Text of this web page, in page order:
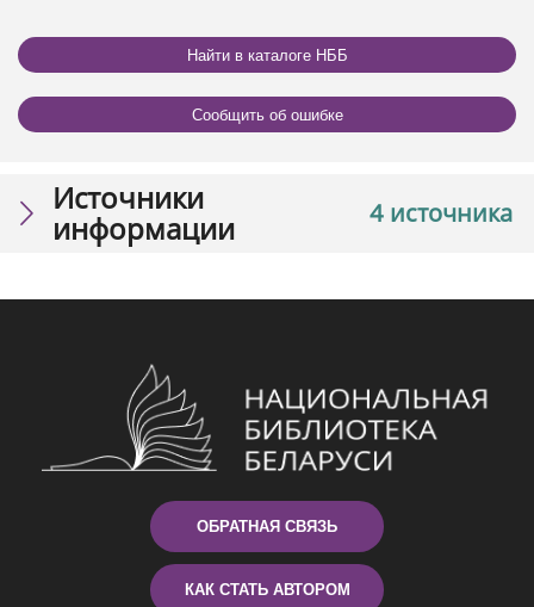
Найти в каталоге НББ
Сообщить об ошибке
4 источника
Источники
информации
ОБРАТНАЯ СВЯЗЬ
КАК СТАТЬ АВТОРОМ